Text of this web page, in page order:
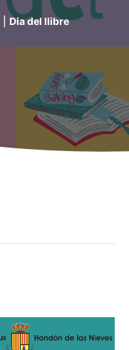
Dia del llibre